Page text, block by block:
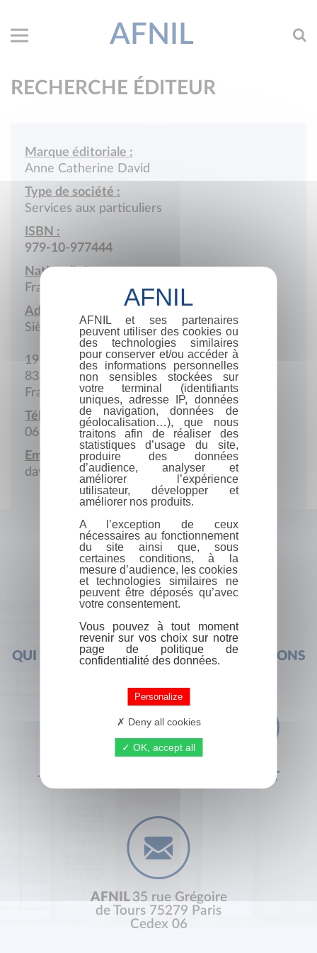
AFNIL
RECHERCHE ÉDITEUR
Marque éditoriale :
Anne Catherine David
Type de société :
Services aux particuliers
ISBN :
979-10-977444
Nationalité :
France
Adresse :
Siège social
19 Boulevard de la Liberté
83300 Draguignan
France
Téléphone portable :
06 64 66 09 37
Email :
davidanne1508.coach@gmail.com
QUI SOMMES-NOUS ? FOIRE AUX QUESTIONS
+33 (0) 1 44 41 29 19 CONTACT
AFNIL 35 rue Grégoire
de Tours 75279 Paris
Cedex 06
AFNIL et ses partenaires
peuvent utiliser des cookies ou
des technologies similaires
pour conserver et/ou accéder à
des informations personnelles
non sensibles stockées sur
votre terminal (identifiants
uniques, adresse IP, données
de navigation, données de
géolocalisation…), que nous
traitons afin de réaliser des
statistiques d’usage du site,
produire des données
d’audience, analyser et
améliorer l’expérience
utilisateur, développer et
améliorer nos produits.
A l’exception de ceux
nécessaires au fonctionnement
du site ainsi que, sous
certaines conditions, à la
mesure d’audience, les cookies
et technologies similaires ne
peuvent être déposés qu’avec
votre consentement.
Vous pouvez à tout moment
revenir sur vos choix sur notre
page de politique de
confidentialité des données.
Personalize
Deny all cookies
OK, accept all